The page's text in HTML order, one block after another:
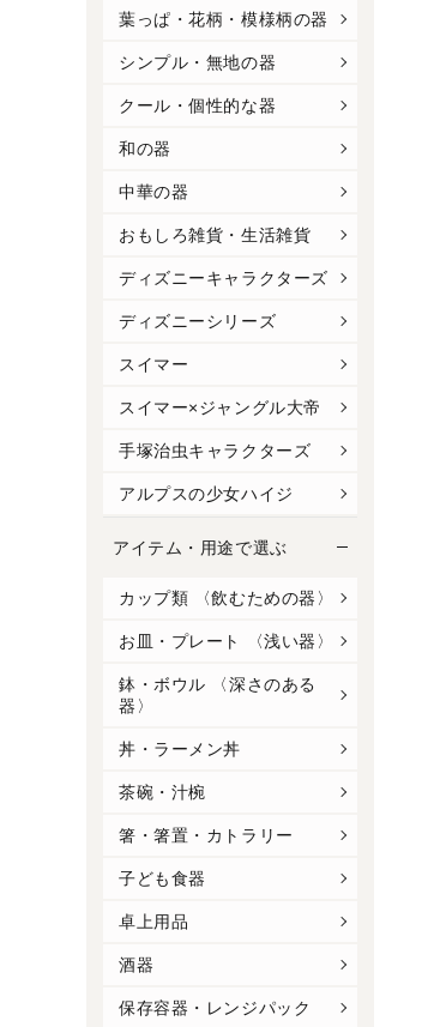
葉っぱ・花柄・模様柄の器
シンプル・無地の器
クール・個性的な器
和の器
中華の器
おもしろ雑貨・生活雑貨
ディズニーキャラクターズ
ディズニーシリーズ
スイマー
スイマー×ジャングル大帝
手塚治虫キャラクターズ
アルプスの少女ハイジ
アイテム・用途で選ぶ
カップ類 〈飲むための器〉
お皿・プレート 〈浅い器〉
鉢・ボウル 〈深さのある
器〉
丼・ラーメン丼
茶碗・汁椀
箸・箸置・カトラリー
子ども食器
卓上用品
酒器
保存容器・レンジパック